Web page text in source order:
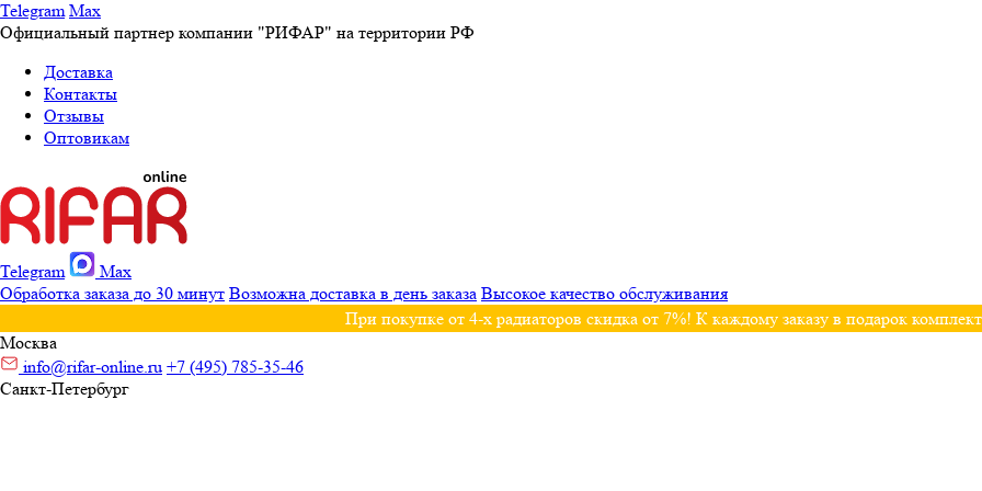
Telegram Max
Официальный партнер компании "РИФАР" на территории РФ
Доставка
Контакты
Отзывы
Оптовикам
Telegram
Max
Обработка заказа до 30 минут Возможна доставка в день заказа Высокое качество обслуживания
При покупке от 4-х радиаторов скидка от 7%! К каждому заказу в подарок
Москва
info@rifar-online.ru +7 (495) 785-35-46
Санкт-Петербург